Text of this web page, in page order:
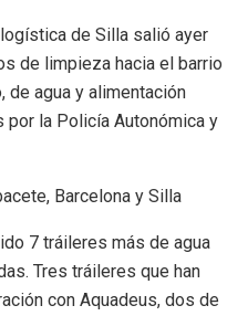
de Silla salió ayer
de limpieza hacia el barrio
de agua y alimentación
por la Policía Autonómica y
Barcelona y Silla
7 tráileres más de agua
Tres tráileres que han
con Aquadeus, dos de